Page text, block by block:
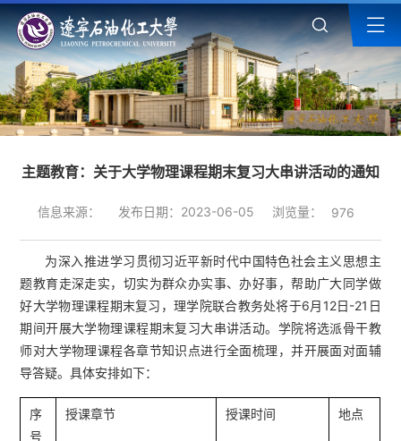
主题教育：关于大学物理课程期末复习大串讲活动的通知
信息来源： 发布日期：2023-06-05 浏览量： 976
为深入推进学习贯彻习近平新时代中国特色社会主义思想主
题教育走深走实，切实为群众办实事、办好事，帮助广大同学做
好大学物理课程期末复习，理学院联合教务处将于6月12日-21日
期间开展大学物理课程期末复习大串讲活动。学院将选派骨干教
师对大学物理课程各章节知识点进行全面梳理，并开展面对面辅
导答疑。具体安排如下：
序
号
授课章节 授课时间 地点